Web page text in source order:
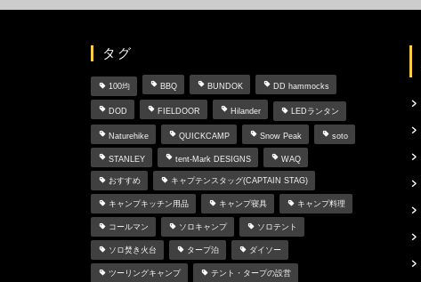
タグ
100均 BBQ BUNDOK DD hammocks
DOD FIELDOOR Hilander LEDランタン
Naturehike QUICKCAMP Snow Peak soto
STANLEY tent-Mark DESIGNS WAQ
おすすめ キャプテンスタッグ(CAPTAIN STAG)
キャンプキッチン用品 キャンプ寝具 キャンプ料理
コールマン ソロキャンプ ソロテント
ソロ焚き火台 タープ泊 ダイソー
ツーリングキャンプ テント・タープの設営